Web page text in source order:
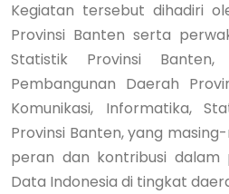
Kegiatan tersebut dihadiri
Provinsi Banten serta
Statistik Provinsi Banten,
Pembangunan Daerah
Komunikasi, Informatika,
Provinsi Banten, yang
peran dan kontribusi dalam
Data Indonesia di tingkat